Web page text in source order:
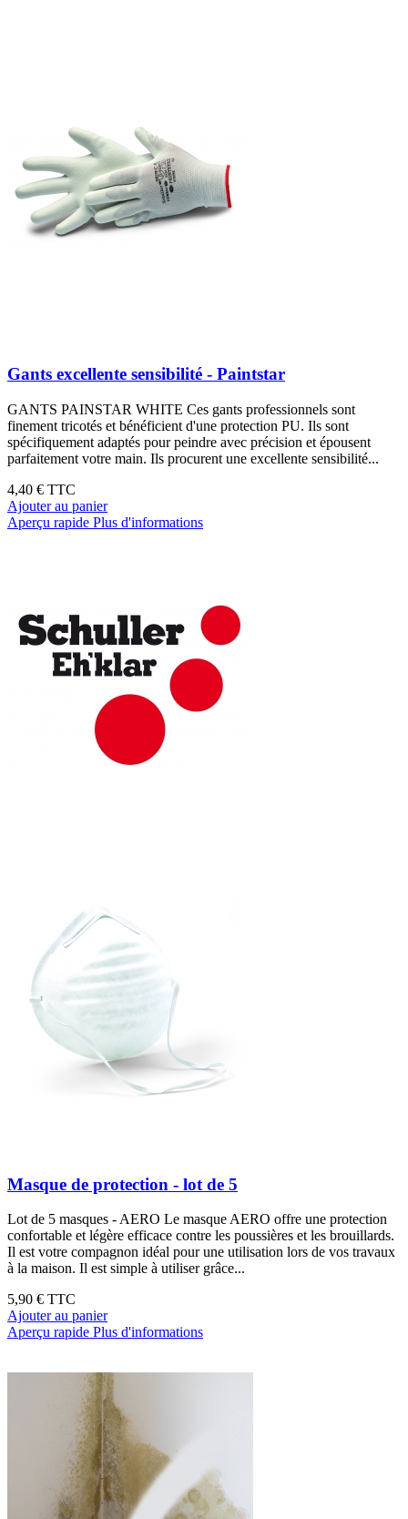
Gants excellente sensibilité - Paintstar
GANTS PAINSTAR WHITE Ces gants professionnels sont
finement tricotés et bénéficient d'une protection PU. Ils sont
spécifiquement adaptés pour peindre avec précision et épousent
parfaitement votre main. Ils procurent une excellente sensibilité...
4,40 € TTC
Ajouter au panier
Aperçu rapide Plus d'informations
Masque de protection - lot de 5
Lot de 5 masques - AERO Le masque AERO offre une protection
confortable et légère efficace contre les poussières et les brouillards.
Il est votre compagnon idéal pour une utilisation lors de vos travaux
à la maison. Il est simple à utiliser grâce...
5,90 € TTC
Ajouter au panier
Aperçu rapide Plus d'informations